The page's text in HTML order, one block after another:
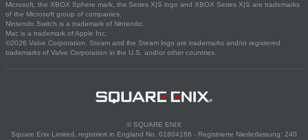
Microsoft, the XBOX Sphere mark, the Series X|S logo and XBOX Series X|S are trademarks
of the Microsoft group of companies.
Nintendo Switch is a trademark of Nintendo.
Mac is a trademark of Apple Inc.
©2026 Valve Corporation. Steam and the Steam logo are trademarks and/or registered
trademarks of Valve Corporation in the U.S. and/or other countries.
© SQUARE ENIX
Square Enix Limited, registriert in England No. 01804186 - Registrierte Niederlassung: 240